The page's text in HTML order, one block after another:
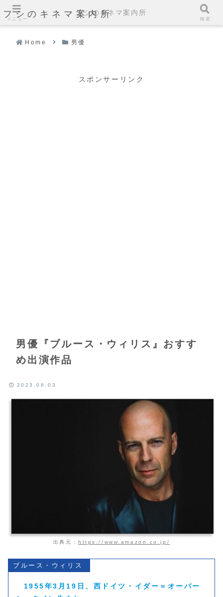
フシのキネマ案内所
Home 男優
スポンサーリンク
男優『ブルース・ウィリス』おすす
め出演作品
2023.06.03
出典元：https://www.amazon.co.jp/
ブルース・ウィリス
1955年3月19日、西ドイツ・イダー＝オーバー
メニュー
フシのキネマ案内所
検索